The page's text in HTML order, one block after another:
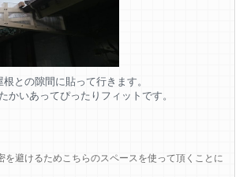
根との隙間に貼って行きます。
かいあってぴったりフィットです。
を避けるためこちらのスペースを使って頂くことに